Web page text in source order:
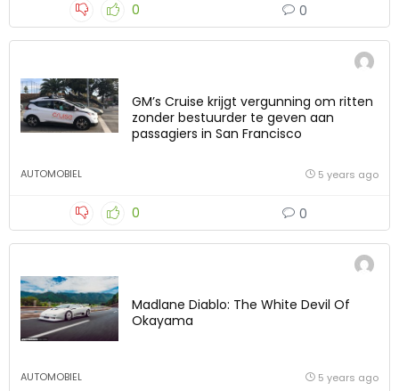
0 0
GM’s Cruise krijgt vergunning om ritten
zonder bestuurder te geven aan
passagiers in San Francisco
AUTOMOBIEL 5 years ago
0 0
Madlane Diablo: The White Devil Of
Okayama
AUTOMOBIEL 5 years ago